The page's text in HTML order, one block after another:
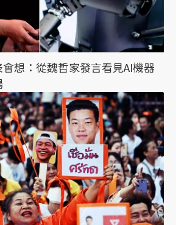
想：從魏哲家發言看見AI機器